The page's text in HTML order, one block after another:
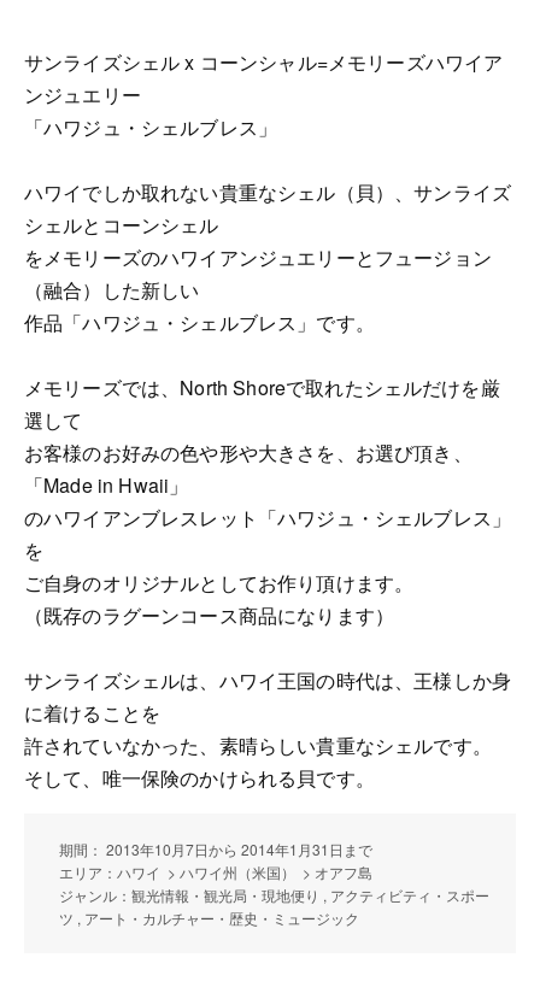
サンライズシェル x コーンシャル=メモリーズハワイア
ンジュエリー
「ハワジュ・シェルブレス」
ハワイでしか取れない貴重なシェル（貝）、サンライズ
シェルとコーンシェル
をメモリーズのハワイアンジュエリーとフュージョン
（融合）した新しい
作品「ハワジュ・シェルブレス」です。
メモリーズでは、North Shoreで取れたシェルだけを厳
選して
お客様のお好みの色や形や大きさを、お選び頂き、
「Made in Hwaii」
のハワイアンブレスレット「ハワジュ・シェルブレス」
を
ご自身のオリジナルとしてお作り頂けます。
（既存のラグーンコース商品になります）
サンライズシェルは、ハワイ王国の時代は、王様しか身
に着けることを
許されていなかった、素晴らしい貴重なシェルです。
そして、唯一保険のかけられる貝です。
期間： 2013年10月7日から 2014年1月31日まで
エリア：ハワイ > ハワイ州（米国） > オアフ島
ジャンル：観光情報・観光局・現地便り , アクティビティ・スポー
ツ , アート・カルチャー・歴史・ミュージック